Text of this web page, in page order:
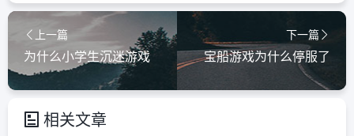
上一篇
为什么小学生沉迷游戏
下一篇
宝船游戏为什么停服了
相关文章